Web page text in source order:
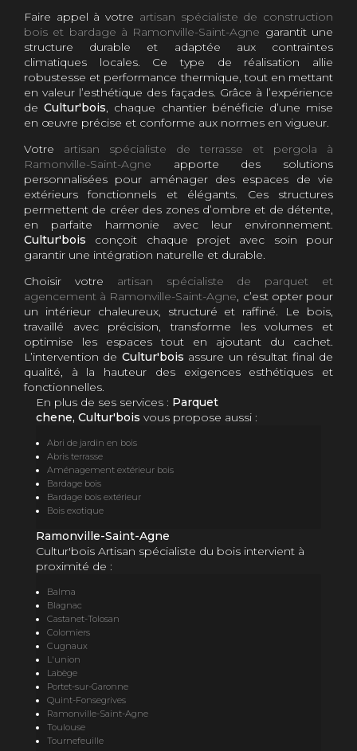
Faire appel à votre artisan spécialiste de construction
bois et bardage à Ramonville-Saint-Agne garantit une
structure durable et adaptée aux contraintes
climatiques locales. Ce type de réalisation allie
robustesse et performance thermique, tout en mettant
en valeur l’esthétique des façades. Grâce à l’expérience
deCultur'bois, chaque chantier bénéficie d’une mise
en œuvre précise et conforme aux normes en vigueur.
Votre artisan spécialiste de terrasse et pergola à
Ramonville-Saint-Agne apporte des solutions
personnalisées pour aménager des espaces de vie
extérieurs fonctionnels et élégants. Ces structures
permettent de créer des zones d’ombre et de détente,
en parfaite harmonie avec leur environnement.
Cultur'bois conçoit chaque projet avec soin pour
garantir une intégration naturelle et durable.
Choisir votre artisan spécialiste de parquet et
agencement à Ramonville-Saint-Agne, c’est opter pour
un intérieur chaleureux, structuré et raffiné. Le bois,
travaillé avec précision, transforme les volumes et
optimise les espaces tout en ajoutant du cachet.
L’intervention de Cultur'bois assure un résultat final de
qualité, à la hauteur des exigences esthétiques et
fonctionnelles.
En plus de ses services : Parquet
chene, Cultur'bois vous propose aussi :
Abri de jardin en bois
Abris terrasse
Aménagement extérieur bois
Bardage bois
Bardage bois extérieur
Bois exotique
Ramonville-Saint-Agne
Cultur'bois Artisan spécialiste du bois intervient à
proximité de :
Balma
Blagnac
Castanet-Tolosan
Colomiers
Cugnaux
L'union
Labège
Portet-sur-Garonne
Quint-Fonsegrives
Ramonville-Saint-Agne
Toulouse
Tournefeuille